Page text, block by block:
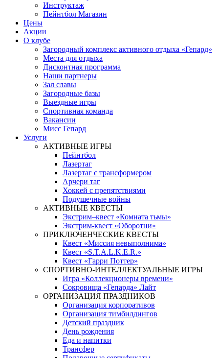
Инструктаж
Пейнтбол Магазин
Цены
Акции
О клубе
Загородный комплекс активного отдыха «Гепард»
Места для отдыха
Дисконтная программа
Наши партнеры
Зал славы
Загородные базы
Выездные игры
Спортивная команда
Вакансии
Мисс Гепард
Услуги
АКТИВНЫЕ ИГРЫ
Пейнтбол
Лазертаг
Лазертаг с трансформером
Арчери таг
Хоккей с препятствиями
Подушечные войны
АКТИВНЫЕ КВЕСТЫ
Экстрим–квест «Комната тьмы»
Экстрим-квест «Оборотни»
ПРИКЛЮЧЕНЧЕСКИЕ КВЕСТЫ
Квест «Миссия невыполнима»
Квест «S.T.A.L.K.E.R.»
Квест «Гарри Поттер»
СПОРТИВНО-ИНТЕЛЛЕКТУАЛЬНЫЕ ИГРЫ
Игра «Коллекционеры времени»
Сокровища «Гепарда» Лайт
ОРГАНИЗАЦИЯ ПРАЗДНИКОВ
Организация корпоративов
Организация тимбилдингов
Детский праздник
День рождения
Еда и напитки
Трансфер